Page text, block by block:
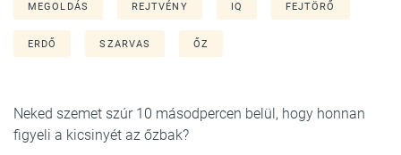
MEGOLDÁS REJTVÉNY IQ FEJTÖRŐ
ERDŐ SZARVAS ŐZ
Neked szemet szúr 10 másodpercen belül, hogy honnan
figyeli a kicsinyét az őzbak?